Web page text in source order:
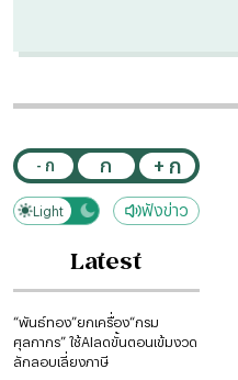
- ก ก + ก
Dark
Light ฟังข่าว
Latest
“พันธ์ทอง”ยกเครื่อง“กรม
ศุลกากร” ใช้AIลดขั้นตอนเข้มงวด
ลักลอบเลี่ยงภาษี